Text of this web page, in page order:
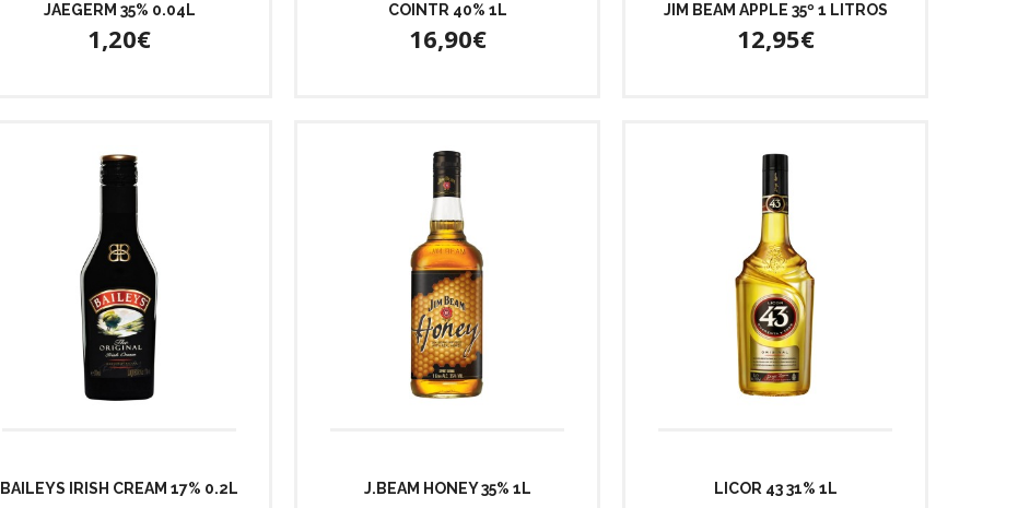
JAEGERM 35% 0.04L
1,20€
COINTR 40% 1L
16,90€
JIM BEAM APPLE 35º 1 LITROS
12,95€
BAILEYS IRISH CREAM 17% 0.2L J.BEAM HONEY 35% 1L LICOR 43 31% 1L